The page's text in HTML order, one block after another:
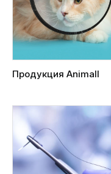
Продукция Animall